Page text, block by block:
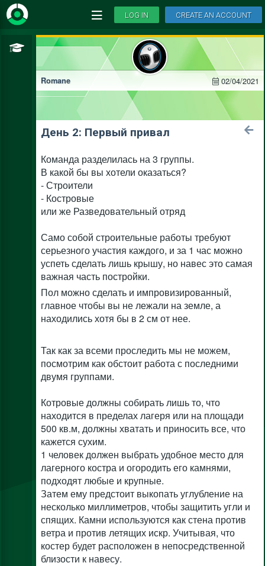
LOG IN CREATE AN ACCOUNT
Romane 02/04/2021
День 2: Первый привал
Команда разделилась на 3 группы.
В какой бы вы хотели оказаться?
- Строители
- Костровые
или же Разведовательный отряд
Само собой строительные работы требуют
серьезного участия каждого, и за 1 час можно
успеть сделать лишь крышу, но навес это самая
важная часть постройки.
Пол можно сделать и импровизированный,
главное чтобы вы не лежали на земле, а
находились хотя бы в 2 см от нее.
Так как за всеми проследить мы не можем,
посмотрим как обстоит работа с последними
двумя группами.
Котровые должны собирать лишь то, что
находится в пределах лагеря или на площади
500 кв.м, должны хватать и приносить все, что
кажется сухим.
1 человек должен выбрать удобное место для
лагерного костра и огородить его камнями,
подходят любые и крупные.
Затем ему предстоит выкопать углубление на
несколько миллиметров, чтобы защитить угли и
спящих. Камни используются как стена против
ветра и против летящих искр. Учитывая, что
костер будет расположен в непосредственной
близости к навесу.